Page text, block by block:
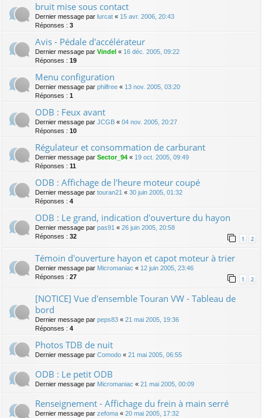
bruit mise sous contact
Dernier message par lurcat « 15 avr. 2006, 20:43
Réponses : 3
Avis - Pédale d'accélérateur
Dernier message par Vindel « 16 déc. 2005, 09:22
Réponses : 19
Menu configuration
Dernier message par philfree « 13 nov. 2005, 03:20
Réponses : 1
ODB : Feux avant
Dernier message par JCGB « 04 nov. 2005, 20:27
Réponses : 10
Régulateur et consommation de carburant
Dernier message par Sector_94 « 19 oct. 2005, 09:49
Réponses : 11
ODB : Affichage de l'heure moteur coupé
Dernier message par touran21 « 30 juin 2005, 01:32
Réponses : 4
ODB : Le grand, indication d'ouverture du hayon
Dernier message par pas91 « 26 juin 2005, 20:58
Réponses : 32 1 2
Témoin d'ouverture hayon et capot moteur à trier
Dernier message par Micromaniac « 12 juin 2005, 23:46
Réponses : 27 1 2
[NOTICE] Vue d'ensemble Touran VW - Tableau de
bord
Dernier message par peps83 « 21 mai 2005, 19:36
Réponses : 4
Photos TDB de nuit
Dernier message par Comodo « 21 mai 2005, 06:55
ODB : Le petit ODB
Dernier message par Micromaniac « 21 mai 2005, 00:09
Renseignement - Affichage du frein à main serré
Dernier message par zefoma « 20 mai 2005, 17:32